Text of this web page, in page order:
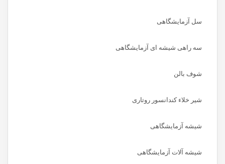
سل آزمایشگاهی
سه راهی شیشه ای آزمایشگاهی
شوف بالن
شیر خلاء کندانسور روتاری
شیشه آزمایشگاهی
شیشه آلات آزمایشگاهی